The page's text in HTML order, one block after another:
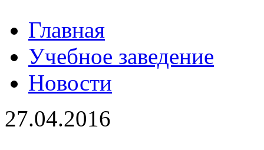
Главная
Учебное заведение
Новости
27.04.2016